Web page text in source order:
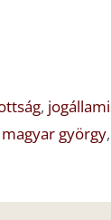
,
magyar györgy,